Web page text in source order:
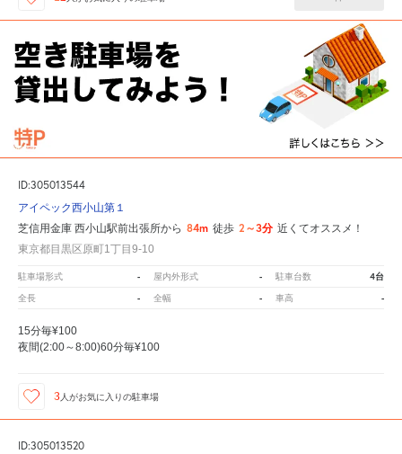
ID:305013544
アイペック西小山第１
芝信用金庫 西小山駅前出張所から 84m 徒歩 2～3分 近くてオススメ！
東京都目黒区原町1丁目9-10
駐車場形式 - 屋内外形式 - 駐車台数 4台
全長 - 全幅 - 車高 -
15分毎¥100
夜間(2:00～8:00)60分毎¥100
3人がお気に入りの駐車場
ID:305013520